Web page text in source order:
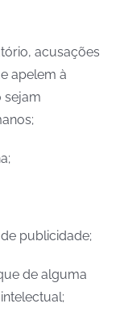
acusações
apelem à
sejam
publicidade;
de alguma